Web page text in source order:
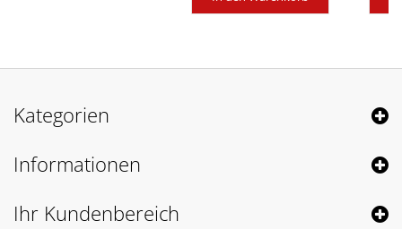
Kategorien
Informationen
Ihr Kundenbereich